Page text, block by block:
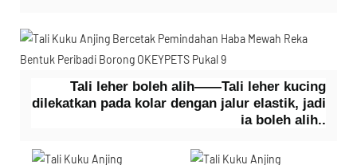
Tali leher boleh alih——Tali leher kucing
dilekatkan pada kolar dengan jalur elastik, jadi
ia boleh alih..